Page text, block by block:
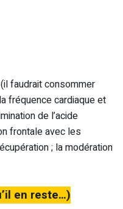
faudrait consommer
fréquence cardiaque et
de l’acide
frontale avec les
; la modération
en reste…)